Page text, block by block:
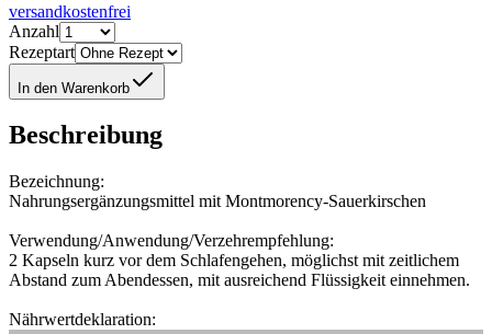
versandkostenfrei
Anzahl
Rezeptart
In den Warenkorb
Beschreibung
Bezeichnung:
Nahrungsergänzungsmittel mit Montmorency-Sauerkirschen
Verwendung/Anwendung/Verzehrempfehlung:
2 Kapseln kurz vor dem Schlafengehen, möglichst mit zeitlichem
Abstand zum Abendessen, mit ausreichend Flüssigkeit einnehmen.
Nährwertdeklaration: